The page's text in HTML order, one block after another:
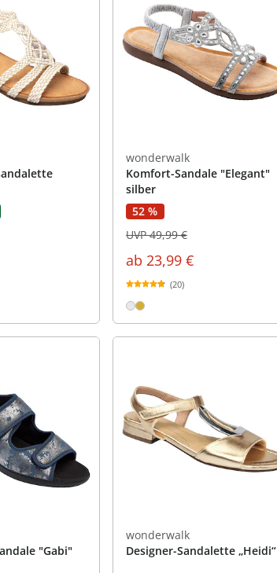
wonderwalk
Komfort-Sandale "Elegant"
silber
52 %
ab 23,99 €
UVP 49,99 €
(20)
"Gabi"
wonderwalk
Designer-Sandalette „Heidi“